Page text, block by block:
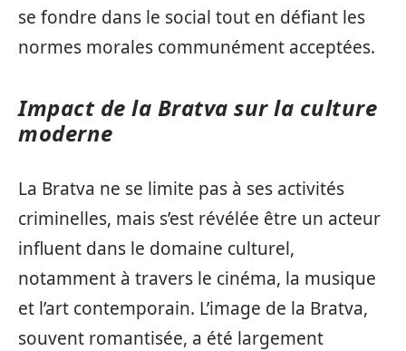
se fondre dans le social tout en défiant les
normes morales communément acceptées.
Impact de la Bratva sur la culture
moderne
La Bratva ne se limite pas à ses activités
criminelles, mais s’est révélée être un acteur
influent dans le domaine culturel,
notamment à travers le cinéma, la musique
et l’art contemporain. L’image de la Bratva,
souvent romantisée, a été largement